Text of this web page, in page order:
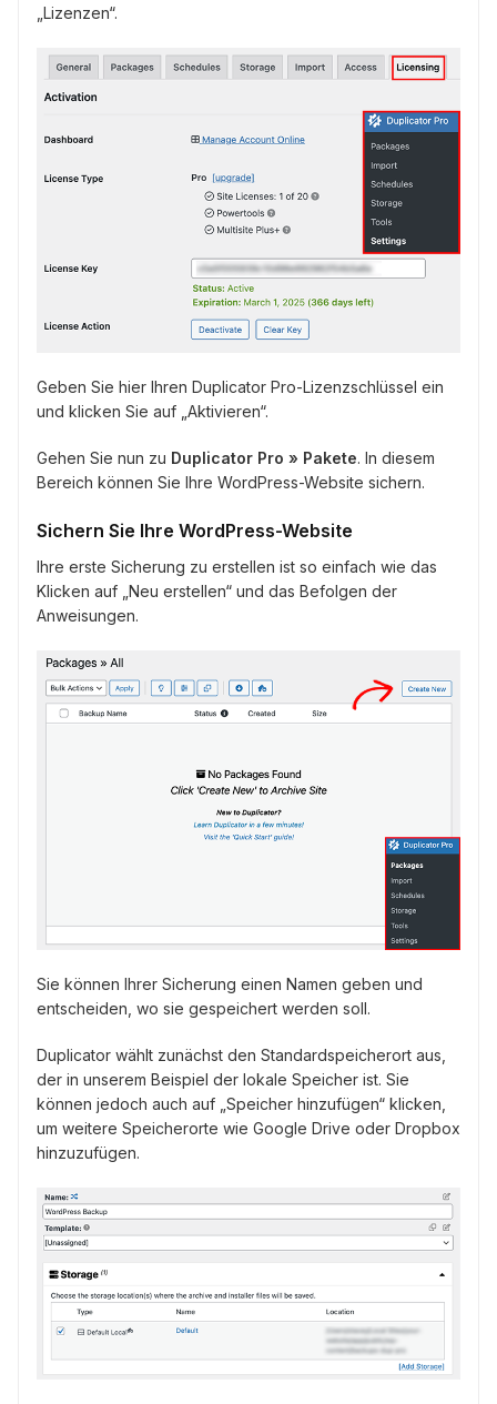
„Lizenzen“.
Geben Sie hier Ihren Duplicator Pro-Lizenzschlüssel ein
und klicken Sie auf „Aktivieren“.
Gehen Sie nun zu Duplicator Pro » Pakete. In diesem
Bereich können Sie Ihre WordPress-Website sichern.
Sichern Sie Ihre WordPress-Website
Ihre erste Sicherung zu erstellen ist so einfach wie das
Klicken auf „Neu erstellen“ und das Befolgen der
Anweisungen.
Sie können Ihrer Sicherung einen Namen geben und
entscheiden, wo sie gespeichert werden soll.
Duplicator wählt zunächst den Standardspeicherort aus,
der in unserem Beispiel der lokale Speicher ist. Sie
können jedoch auch auf „Speicher hinzufügen“ klicken,
um weitere Speicherorte wie Google Drive oder Dropbox
hinzuzufügen.